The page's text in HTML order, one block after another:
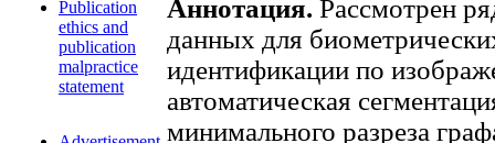
Publication
ethics and
publication
malpractice
statement
Аннотация. Рассмотрен
данных для
идентификации по
автоматическая
минимального разреза